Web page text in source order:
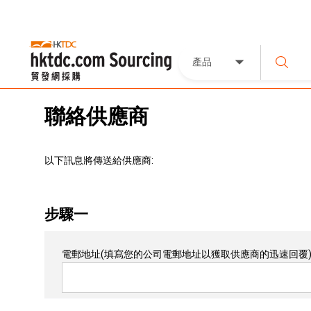
產品
聯絡供應商
以下訊息將傳送給供應商:
步驟一
電郵地址(填寫您的公司電郵地址以獲取供應商的迅速回覆)